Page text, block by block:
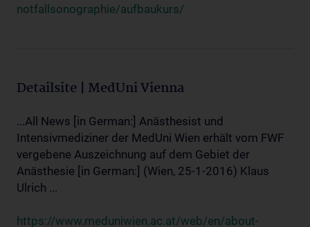
notfallsonographie/aufbaukurs/
Detailsite | MedUni Vienna
...All News [in German:] Anästhesist und
Intensivmediziner der MedUni Wien erhält vom FWF
vergebene Auszeichnung auf dem Gebiet der
Anästhesie [in German:] (Wien, 25-1-2016) Klaus
Ulrich ...
https://www.meduniwien.ac.at/web/en/about-